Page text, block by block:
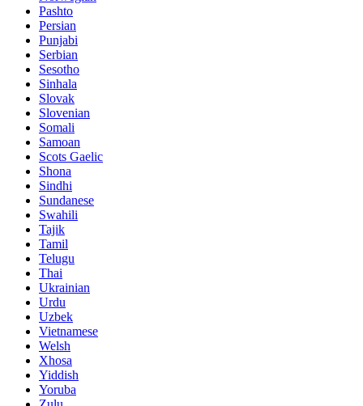
Pashto
Persian
Punjabi
Serbian
Sesotho
Sinhala
Slovak
Slovenian
Somali
Samoan
Scots Gaelic
Shona
Sindhi
Sundanese
Swahili
Tajik
Tamil
Telugu
Thai
Ukrainian
Urdu
Uzbek
Vietnamese
Welsh
Xhosa
Yiddish
Yoruba